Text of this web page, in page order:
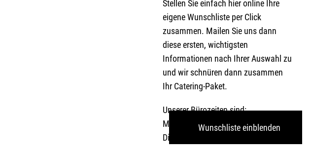
Stellen Sie einfach hier online Ihre
eigene Wunschliste per Click
zusammen. Mailen Sie uns dann
diese ersten, wichtigsten
Informationen nach Ihrer Auswahl zu
und wir schnüren dann zusammen
Ihr Catering-Paket.
Unserer Bürozeiten sind:
Mo. & Do. von 9.00 - 17.00 Uhr
Di., Mi. & Fr. von 9.00 - 13.00 Uhr
Wunschliste einblenden